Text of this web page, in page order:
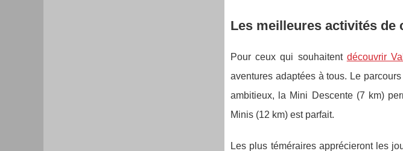
Les meilleures activités de
Pour ceux qui souhaitent découvrir
aventures adaptées à tous. Le parcours
ambitieux, la Mini Descente (7 km)
Minis (12 km) est parfait.
Les plus téméraires apprécieront les